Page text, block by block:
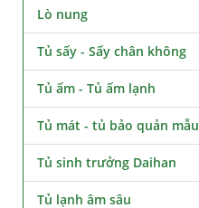
Lò nung
Tủ sấy - Sấy chân không
Tủ ấm - Tủ ấm lạnh
Tủ mát - tủ bảo quản mẫu
Tủ sinh trưởng Daihan
Tủ lạnh âm sâu